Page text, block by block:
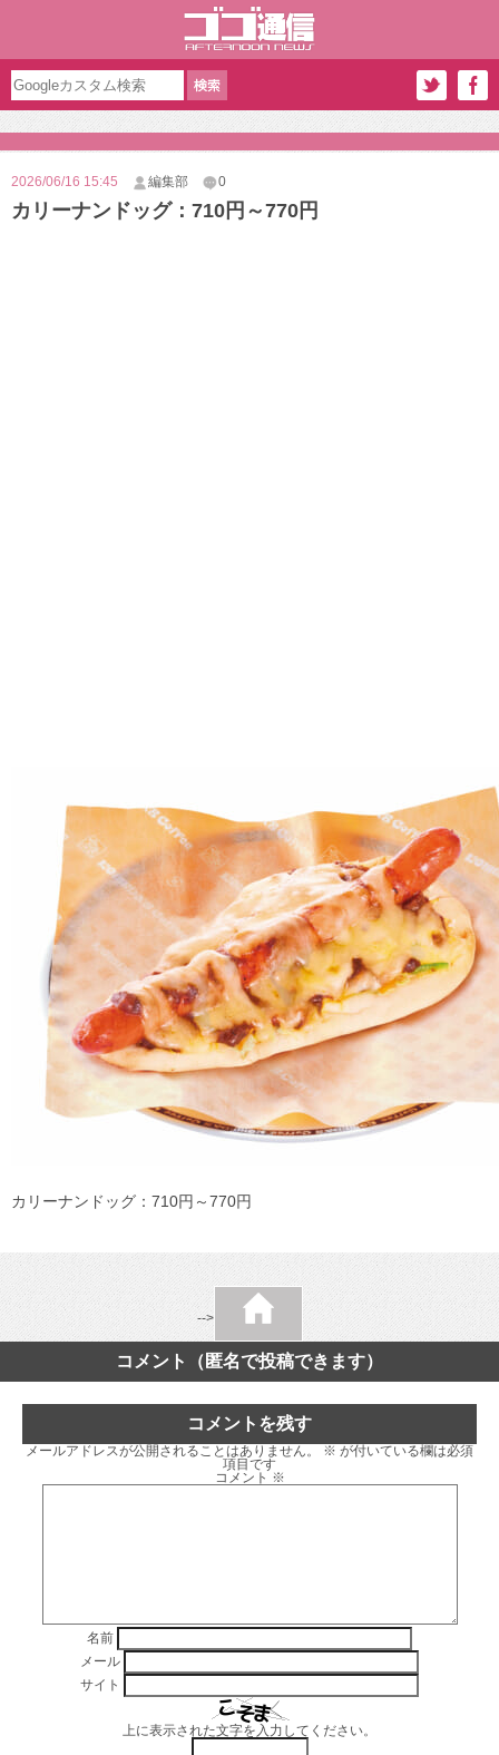
2026/06/16 15:45 編集部 0
カリーナンドッグ：710円～770円
カリーナンドッグ：710円～770円
-->
コメント（匿名で投稿できます）
コメントを残す
メールアドレスが公開されることはありません。 ※ が付いている欄は必須
項目です
コメント ※
名前
メール
サイト
上に表示された文字を入力してください。